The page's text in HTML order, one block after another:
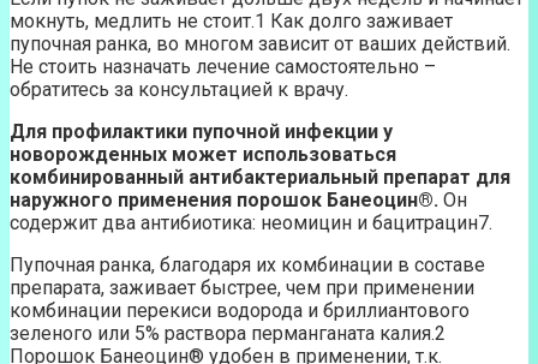
мокнуть, медлить не стоит.1 Как долго заживает
пупочная ранка, во многом зависит от ваших действий.
Не стоить назначать лечение самостоятельно –
обратитесь за консультацией к врачу.
Для профилактики пупочной инфекции у
новорожденных может использоваться
комбинированный антибактериальный препарат для
наружного применения порошок Банеоцин®. Он
содержит два антибиотика: неомицин и бацитрацин7.
Пупочная ранка, благодаря их комбинации в составе
препарата, заживает быстрее, чем при применении
комбинации перекиси водорода и бриллиантового
зеленого или 5% раствора перманганата калия.2
Порошок Банеоцин® удобен в применении, т.к.